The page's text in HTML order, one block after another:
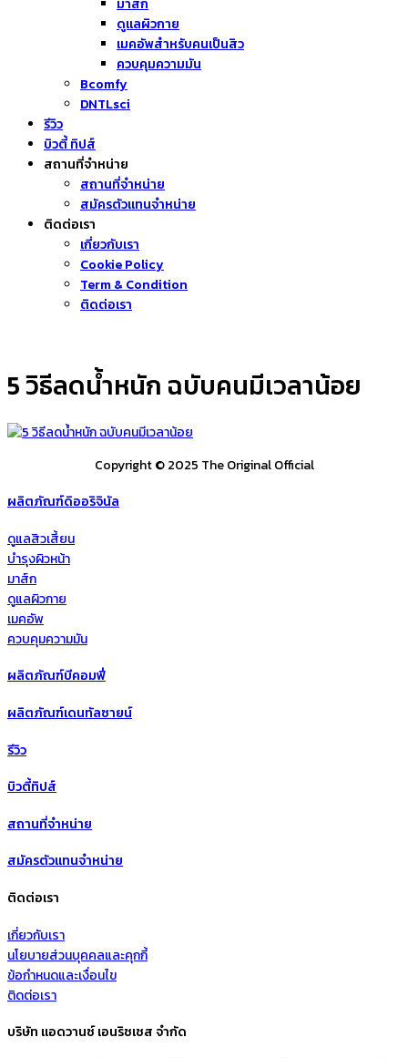
มาส์ก
ดูแลผิวกาย
เมคอัพสำหรับคนเป็นสิว
ควบคุมความมัน
Bcomfy
DNTLsci
รีวิว
บิวตี้ ทิปส์
สถานที่จำหน่าย
สถานที่จำหน่าย
สมัครตัวแทนจำหน่าย
ติดต่อเรา
เกี่ยวกับเรา
Cookie Policy
Term & Condition
ติดต่อเรา
5 วิธีลดน้ำหนัก ฉบับคนมีเวลาน้อย
Copyright © 2025 The Original Official
ผลิตภัณฑ์ดิออริจินัล
ดูแลสิวเสี้ยน
บำรุงผิวหน้า
มาส์ก
ดูแลผิวกาย
เมคอัพ
ควบคุมความมัน
ผลิตภัณฑ์บีคอมฟี่
ผลิตภัณฑ์เดนทัลซายน์
รีวิว
บิวตี้ทิปส์
สถานที่จำหน่าย
สมัครตัวแทนจำหน่าย
ติดต่อเรา
เกี่ยวกับเรา
นโยบายส่วนบุคคลและคุกกี้
ข้อกำหนดและเงื่อนไข
ติดต่อเรา
บริษัท แอดวานซ์ เอนริชเชส จำกัด